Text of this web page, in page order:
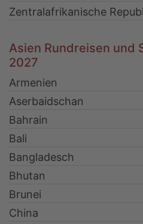
Zentralafrikanische
Asien Rundreisen und
2027
Armenien
Aserbaidschan
Bahrain
Bali
Bangladesch
Bhutan
Brunei
China